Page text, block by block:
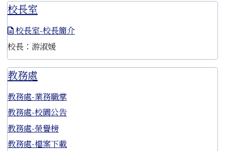
校長室
校長室-校長簡介
校長：游淑媛
教務處
教務處-業務職掌
教務處-校園公告
教務處-榮譽榜
教務處-檔案下載